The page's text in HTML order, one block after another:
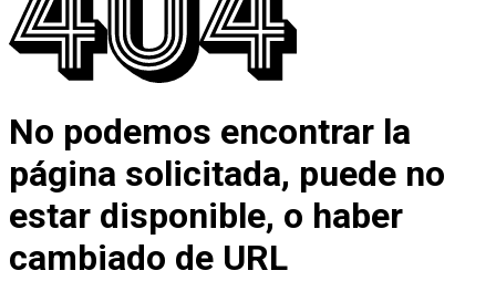
No podemos encontrar la
página solicitada, puede no
estar disponible, o haber
cambiado de URL